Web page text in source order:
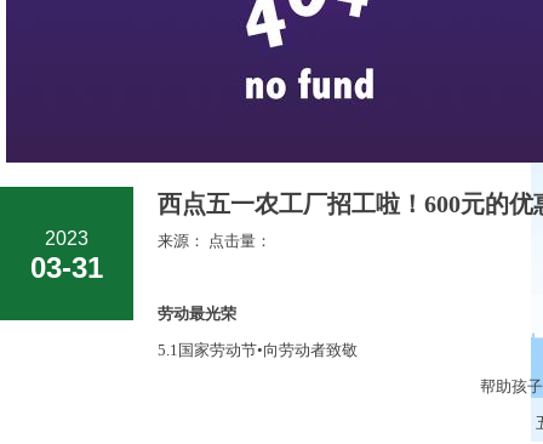
2023
03-31
西点五一农工厂招工啦！600元的
来源： 点击量：
劳动最光荣
5.1国家劳动节•向劳动者致敬
帮助孩